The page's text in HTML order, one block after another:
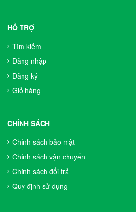
HỖ TRỢ
Tìm kiếm
Đăng nhập
Đăng ký
Giỏ hàng
CHÍNH SÁCH
Chính sách bảo mật
Chính sách vận chuyển
Chính sách đổi trả
Quy định sử dụng